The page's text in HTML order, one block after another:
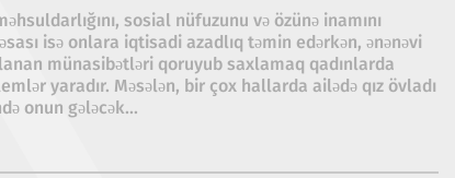
sosial nüfuzunu və özünə inamını
isə onlara iqtisadi azadlıq təmin edərkən, ənənəvi
münasibətləri qoruyub saxlamaq qadınlarda
yaradır. Məsələn, bir çox hallarda ailədə qız övladı
onun gələcək...